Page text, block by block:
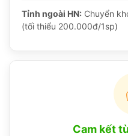
Tỉnh ngoài HN: Chuyển
(tối thiểu 200.000đ/1sp)
Cam kết